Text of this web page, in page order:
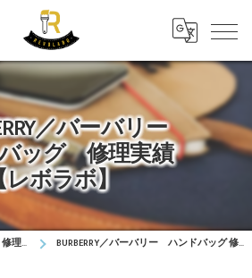
／バーバリー
ッグ 修理実績
レボラボ】
修理実績 BURBERRY／バーバリー ハンドバッグ 修理実績【レボラボ】